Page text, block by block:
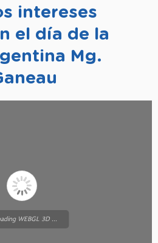
intereses
el día de la
Mg.
WEBGL 3D ...